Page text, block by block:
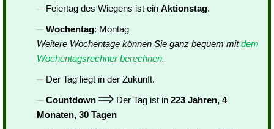
Feiertag des Wiegens ist ein Aktionstag.
Wochentag: Montag
Weitere Wochentage können Sie ganz bequem mitdem
Wochentagsrechner berechnen.
Der Tag liegt in der Zukunft.
Countdown
Der Tag ist in 223 Jahren, 4
Monaten, 30 Tagen